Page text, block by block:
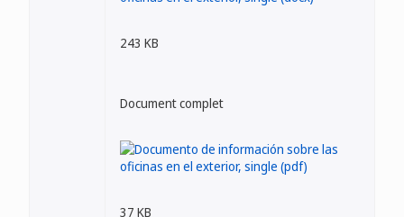
243 KB
Document complet
37 KB